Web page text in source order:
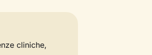
cliniche,